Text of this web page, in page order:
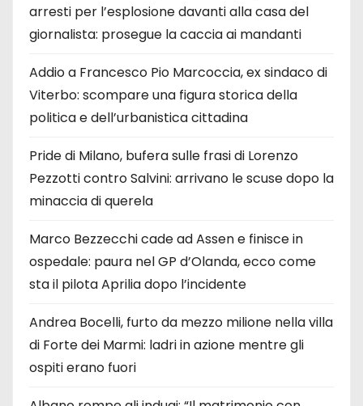
arresti per l’esplosione davanti alla casa del
giornalista: prosegue la caccia ai mandanti
Addio a Francesco Pio Marcoccia, ex sindaco di
Viterbo: scompare una figura storica della
politica e dell’urbanistica cittadina
Pride di Milano, bufera sulle frasi di Lorenzo
Pezzotti contro Salvini: arrivano le scuse dopo la
minaccia di querela
Marco Bezzecchi cade ad Assen e finisce in
ospedale: paura nel GP d’Olanda, ecco come
sta il pilota Aprilia dopo l’incidente
Andrea Bocelli, furto da mezzo milione nella villa
di Forte dei Marmi: ladri in azione mentre gli
ospiti erano fuori